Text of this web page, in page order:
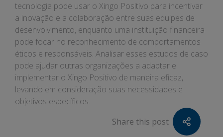
tecnologia pode usar o Xingo Positivo para incentivar
a inovação e a colaboração entre suas equipes de
desenvolvimento, enquanto uma instituição financeira
pode focar no reconhecimento de comportamentos
éticos e responsáveis. Analisar esses estudos de caso
pode ajudar outras organizações a adaptar e
implementar o Xingo Positivo de maneira eficaz,
levando em consideração suas necessidades e
objetivos específicos.
Share this post